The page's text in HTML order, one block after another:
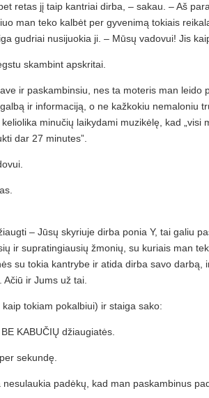
retas jį taip kantriai dirba, – sakau. – Aš
man teko kalbėt per gyvenimą tokiais
gudriai nusijuokia ji. – Mūsų vadovui! Jis
skambint apskritai.
ir paskambinsiu, nes ta moteris man leido
ir informaciją, o ne kažkokiu nemaloniu
minučių laikydami muzikėlę, kad „visi
dar 27 minutes”.
– Jūsų skyriuje dirba ponia Y, tai galiu
ir supratingiausių žmonių, su kuriais man
su tokia kantrybe ir atida dirba savo darbą,
ir Jums už tai.
tokiam pokalbiui) ir staiga sako:
KABUČIŲ džiaugiatės.
sekundę.
padėkų, kad man paskambinus